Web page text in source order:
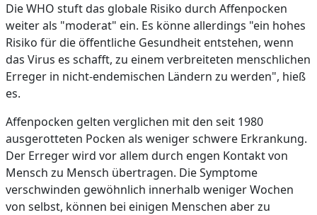
Die WHO stuft das globale Risiko durch Affenpocken
weiter als "moderat" ein. Es könne allerdings "ein hohes
Risiko für die öffentliche Gesundheit entstehen, wenn
das Virus es schafft, zu einem verbreiteten menschlichen
Erreger in nicht-endemischen Ländern zu werden", hieß
es.
Affenpocken gelten verglichen mit den seit 1980
ausgerotteten Pocken als weniger schwere Erkrankung.
Der Erreger wird vor allem durch engen Kontakt von
Mensch zu Mensch übertragen. Die Symptome
verschwinden gewöhnlich innerhalb weniger Wochen
von selbst, können bei einigen Menschen aber zu